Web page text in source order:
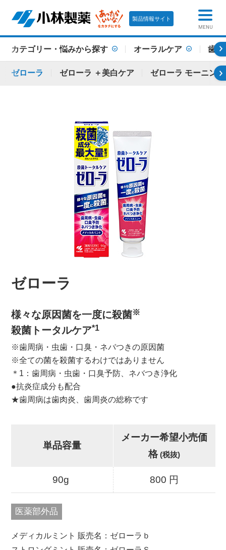
製品情報サイト
MENU
カテゴリー・悩みから探す オーラルケア 歯槽
ゼローラ ゼローラ ＋美白ケア ゼローラ モーニン
ゼローラ
様々な原因菌を一度に殺菌※
殺菌トータルケア*1
※歯周病・虫歯・口臭・ネバつきの原因菌
※全ての菌を殺菌するわけではありません
＊1：歯周病・虫歯・口臭予防、ネバつき浄化
●抗炎症成分も配合
★歯周病は歯肉炎、歯周炎の総称です
単品容量
メーカー希望小売価
格(税抜)
90g 800 円
医薬部外品
メディカルミント 販売名：ゼローラｂ